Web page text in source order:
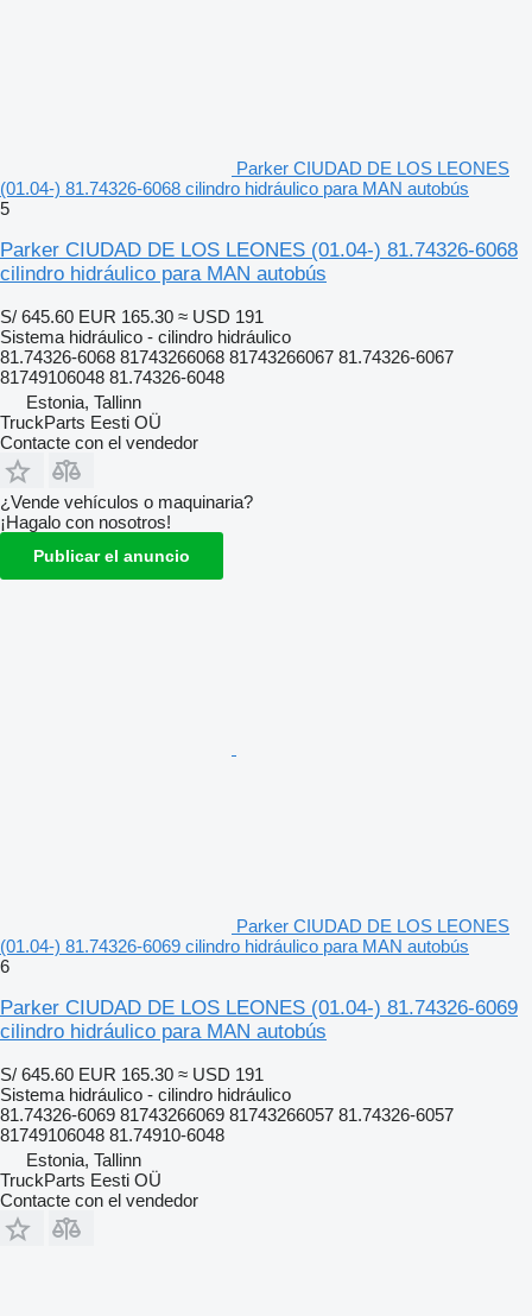
Parker CIUDAD DE LOS LEONES
(01.04-) 81.74326-6068 cilindro hidráulico para MAN autobús
5
Parker CIUDAD DE LOS LEONES (01.04-) 81.74326-6068
cilindro hidráulico para MAN autobús
S/ 645.60 EUR 165.30 ≈ USD 191
Sistema hidráulico - cilindro hidráulico
81.74326-6068 81743266068 81743266067 81.74326-6067
81749106048 81.74326-6048
Estonia, Tallinn
TruckParts Eesti OÜ
Contacte con el vendedor
¿Vende vehículos o maquinaria?
¡Hagalo con nosotros!
Publicar el anuncio
Parker CIUDAD DE LOS LEONES
(01.04-) 81.74326-6069 cilindro hidráulico para MAN autobús
6
Parker CIUDAD DE LOS LEONES (01.04-) 81.74326-6069
cilindro hidráulico para MAN autobús
S/ 645.60 EUR 165.30 ≈ USD 191
Sistema hidráulico - cilindro hidráulico
81.74326-6069 81743266069 81743266057 81.74326-6057
81749106048 81.74910-6048
Estonia, Tallinn
TruckParts Eesti OÜ
Contacte con el vendedor